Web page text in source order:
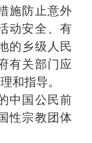
施防止意外
动安全、有
的乡级人民
有关部门应
和指导。
中国公民前
性宗教团体